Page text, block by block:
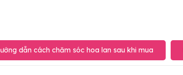
dẫn cách chăm sóc hoa lan sau khi mua